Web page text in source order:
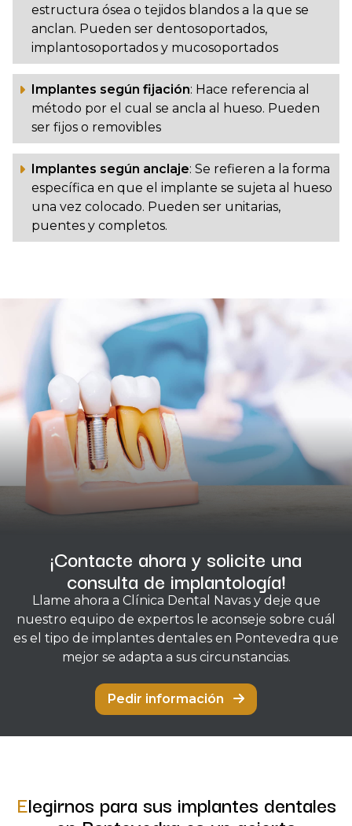
estructura ósea o tejidos blandos a la que se
anclan. Pueden ser dentosoportados,
implantosoportados y mucosoportados
Implantes según fijación: Hace referencia al
método por el cual se ancla al hueso. Pueden
ser fijos o removibles
Implantes según anclaje: Se refieren a la forma
específica en que el implante se sujeta al hueso
una vez colocado. Pueden ser unitarias,
puentes y completos.
¡Contacte ahora y solicite una
consulta de implantología!
Llame ahora a Clínica Dental Navas y deje que
nuestro equipo de expertos le aconseje sobre cuál
es el tipo de implantes dentales en Pontevedra que
mejor se adapta a sus circunstancias.
Pedir información
Elegirnos para sus implantes dentales